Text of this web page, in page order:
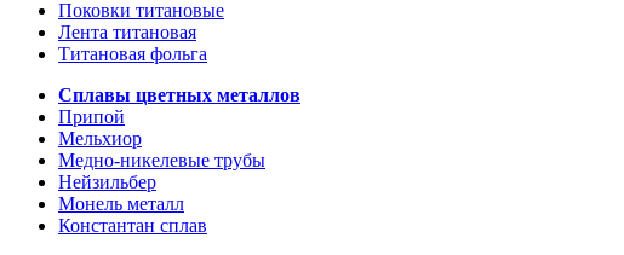
Поковки титановые
Лента титановая
Титановая фольга
Сплавы цветных металлов
Припой
Мельхиор
Медно-никелевые трубы
Нейзильбер
Монель металл
Константан сплав